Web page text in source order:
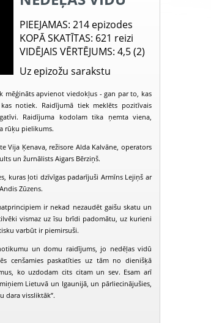
PIEEJAMS
PUBLISKAJĀS
BIBLIOTĒKĀS
Nedēļas vidū (1997-10-08)
PIEEJAMAS: 214 epizodes
KOPĀ SKATĪTAS: 621 reizi
VIDĒJAIS VĒRTĒJUMS: 4,5 (2)
Uz epizožu sarakstu
mēģināts apvienot viedokļus - gan par to, kas
notiek. Raidījumā tiek meklēts pozitīvais
Raidījuma kodolam tika ņemta viena,
rūķu pielikums.
Vija Ķenava, režisore Alda Kalvāne, operators
un žurnālists Aigars Bērziņš.
kuras ļoti dzīvīgas padarījuši Armīns Lejiņš ar
Zūzens.
ir nekad nezaudēt gaišu skatu un
vismaz uz īsu brīdi padomātu, uz kurieni
varbūt ir piemirsuši.
un domu raidījums, jo nedēļas vidū
cenšamies paskatīties uz tām no dienišķā
ko uzdodam cits citam un sev. Esam arī
Lietuvā un Igaunijā, un pārliecinājušies,
dara vissliktāk”.